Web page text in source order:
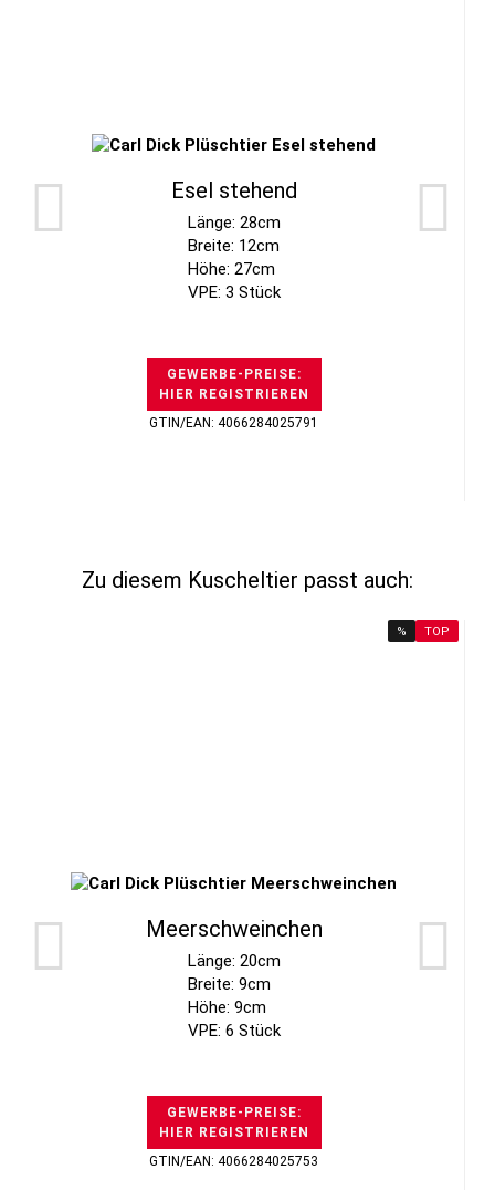
Esel stehend
Länge: 28cm
Breite: 12cm
Höhe: 27cm
VPE: 3 Stück
GEWERBE-PREISE:
HIER REGISTRIEREN
GTIN/EAN: 4066284025791
Zu diesem Kuscheltier passt auch:
% TOP
Meerschweinchen
Länge: 20cm
Breite: 9cm
Höhe: 9cm
VPE: 6 Stück
GEWERBE-PREISE:
HIER REGISTRIEREN
GTIN/EAN: 4066284025753